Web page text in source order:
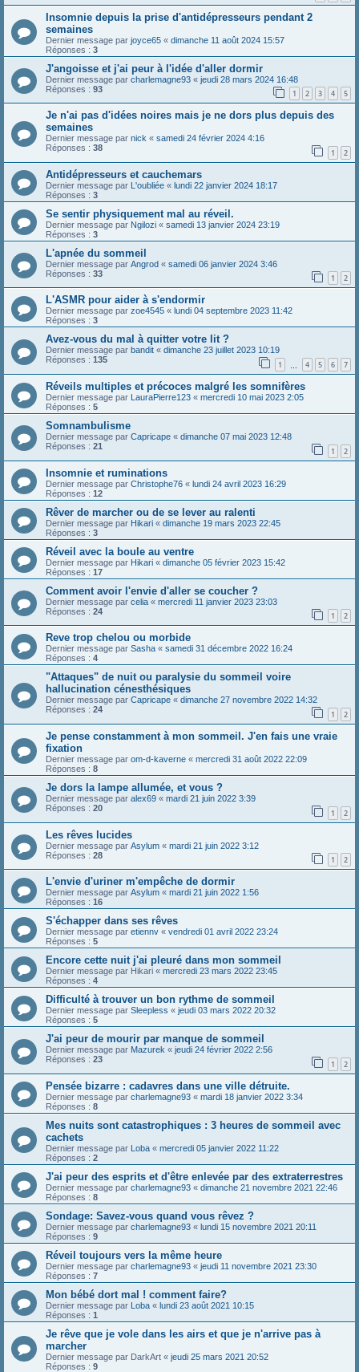
Insomnie depuis la prise d'antidépresseurs pendant 2
semaines
Dernier message par joyce65 « dimanche 11 août 2024 15:57
Réponses : 3
J'angoisse et j'ai peur à l'idée d'aller dormir
Dernier message par charlemagne93 « jeudi 28 mars 2024 16:48
Réponses : 93 1 2 3 4 5
Je n'ai pas d'idées noires mais je ne dors plus depuis des
semaines
Dernier message par nick « samedi 24 février 2024 4:16
Réponses : 38 1 2
Antidépresseurs et cauchemars
Dernier message par L'oubliée « lundi 22 janvier 2024 18:17
Réponses : 3
Se sentir physiquement mal au réveil.
Dernier message par Ngilozi « samedi 13 janvier 2024 23:19
Réponses : 3
L'apnée du sommeil
Dernier message par Angrod « samedi 06 janvier 2024 3:46
Réponses : 33 1 2
L'ASMR pour aider à s'endormir
Dernier message par zoe4545 « lundi 04 septembre 2023 11:42
Réponses : 3
Avez-vous du mal à quitter votre lit ?
Dernier message par bandit « dimanche 23 juillet 2023 10:19
Réponses : 135 1 4 5 6 7
Réveils multiples et précoces malgré les somnifères
Dernier message par LauraPierre123 « mercredi 10 mai 2023 2:05
Réponses : 5
Somnambulisme
Dernier message par Capricape « dimanche 07 mai 2023 12:48
Réponses : 21 1 2
Insomnie et ruminations
Dernier message par Christophe76 « lundi 24 avril 2023 16:29
Réponses : 12
Rêver de marcher ou de se lever au ralenti
Dernier message par Hikari « dimanche 19 mars 2023 22:45
Réponses : 3
Réveil avec la boule au ventre
Dernier message par Hikari « dimanche 05 février 2023 15:42
Réponses : 17
Comment avoir l'envie d'aller se coucher ?
Dernier message par celia « mercredi 11 janvier 2023 23:03
Réponses : 24 1 2
Reve trop chelou ou morbide
Dernier message par Sasha « samedi 31 décembre 2022 16:24
Réponses : 4
"Attaques" de nuit ou paralysie du sommeil voire
hallucination cénesthésiques
Dernier message par Capricape « dimanche 27 novembre 2022 14:32
Réponses : 24 1 2
Je pense constamment à mon sommeil. J'en fais une vraie
fixation
Dernier message par om-d-kaverne « mercredi 31 août 2022 22:09
Réponses : 8
Je dors la lampe allumée, et vous ?
Dernier message par alex69 « mardi 21 juin 2022 3:39
Réponses : 20 1 2
Les rêves lucides
Dernier message par Asylum « mardi 21 juin 2022 3:12
Réponses : 28 1 2
L'envie d'uriner m'empêche de dormir
Dernier message par Asylum « mardi 21 juin 2022 1:56
Réponses : 16
S'échapper dans ses rêves
Dernier message par etiennv « vendredi 01 avril 2022 23:24
Réponses : 5
Encore cette nuit j'ai pleuré dans mon sommeil
Dernier message par Hikari « mercredi 23 mars 2022 23:45
Réponses : 4
Difficulté à trouver un bon rythme de sommeil
Dernier message par Sleepless « jeudi 03 mars 2022 20:32
Réponses : 5
J'ai peur de mourir par manque de sommeil
Dernier message par Mazurek « jeudi 24 février 2022 2:56
Réponses : 23 1 2
Pensée bizarre : cadavres dans une ville détruite.
Dernier message par charlemagne93 « mardi 18 janvier 2022 3:34
Réponses : 8
Mes nuits sont catastrophiques : 3 heures de sommeil avec
cachets
Dernier message par Loba « mercredi 05 janvier 2022 11:22
Réponses : 2
J'ai peur des esprits et d'être enlevée par des extraterrestres
Dernier message par charlemagne93 « dimanche 21 novembre 2021 22:46
Réponses : 8
Sondage: Savez-vous quand vous rêvez ?
Dernier message par charlemagne93 « lundi 15 novembre 2021 20:11
Réponses : 9
Réveil toujours vers la même heure
Dernier message par charlemagne93 « jeudi 11 novembre 2021 23:30
Réponses : 7
Mon bébé dort mal ! comment faire?
Dernier message par Loba « lundi 23 août 2021 10:15
Réponses : 1
Je rêve que je vole dans les airs et que je n'arrive pas à
marcher
Dernier message par DarkArt « jeudi 25 mars 2021 20:52
Réponses : 9